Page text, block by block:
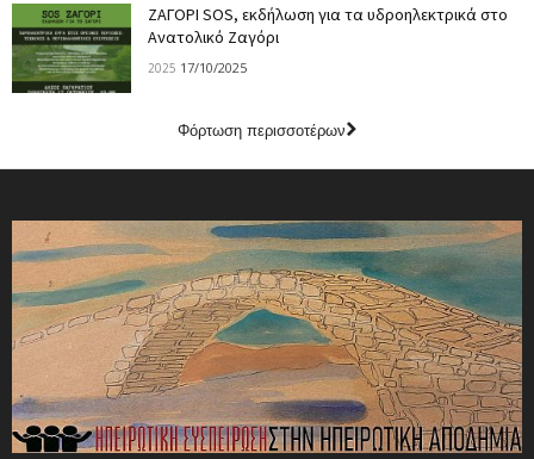
ΖΑΓΟΡΙ SOS, εκδήλωση για τα υδροηλεκτρικά στο
Ανατολικό Ζαγόρι
2025 17/10/2025
Φόρτωση περισσοτέρων